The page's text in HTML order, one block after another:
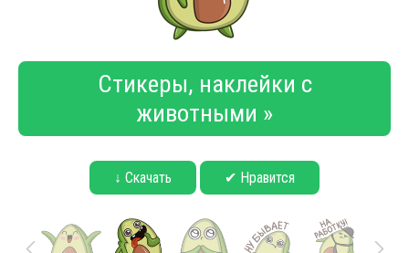
Стикеры, наклейки с
животными »
↓ Скачать ✔ Нравится